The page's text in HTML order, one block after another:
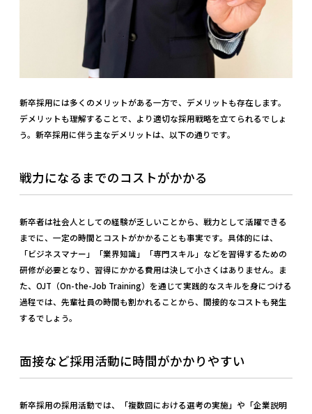
新卒採用には多くのメリットがある一方で、デメリットも存在します。
デメリットも理解することで、より適切な採用戦略を立てられるでしょ
う。新卒採用に伴う主なデメリットは、以下の通りです。
戦力になるまでのコストがかかる
新卒者は社会人としての経験が乏しいことから、戦力として活躍できる
までに、一定の時間とコストがかかることも事実です。具体的には、
「ビジネスマナー」「業界知識」「専門スキル」などを習得するための
研修が必要となり、習得にかかる費用は決して小さくはありません。ま
た、OJT（On-the-Job Training）を通じて実践的なスキルを身につける
過程では、先輩社員の時間も割かれることから、間接的なコストも発生
するでしょう。
面接など採用活動に時間がかかりやすい
新卒採用の採用活動では、「複数回における選考の実施」や「企業説明